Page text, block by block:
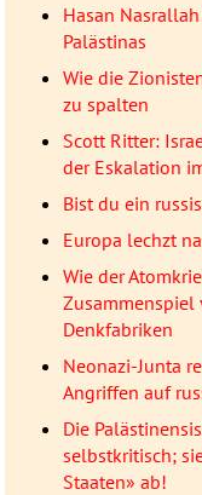
Hasan
Palästinas
Wie die
zu spalten
Scott Ritter:
der Eskalation
Bist du ein
Europa lechzt
Wie der
Zusammenspiel
Denkfabriken
Neonazi-Junta
Angriffen auf
Die
selbstkritisch;
Staaten» ab!